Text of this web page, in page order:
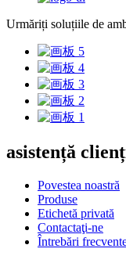
Urmăriți soluțiile de
asistență
Povestea noastră
Produse
Etichetă privată
Contactaţi-ne
Întrebări